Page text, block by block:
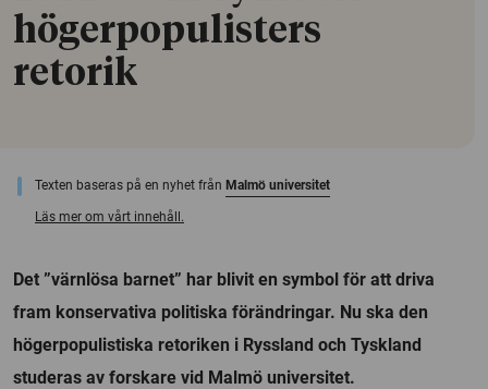
högerpopulisters
retorik
Texten baseras på en nyhet från Malmö universitet
Läs mer om vårt innehåll.
Det ”värnlösa barnet” har blivit en symbol för att driva
fram konservativa politiska förändringar. Nu ska den
högerpopulistiska retoriken i Ryssland och Tyskland
studeras av forskare vid Malmö universitet.